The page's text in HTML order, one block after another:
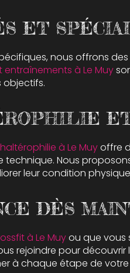
ET
nous offrons des
entraînements à Le Muy
objectifs.
à Le Muyoffre
Nous
leur condition
DÈS
à Le Muyou que vous
rejoindre pour découvrir
à chaque étape de